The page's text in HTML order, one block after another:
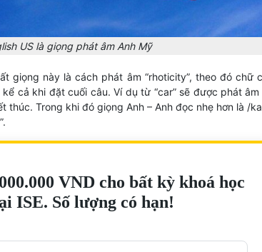
US là giọng phát âm Anh Mỹ
giọng này là cách phát âm “rhoticity”, theo đó chữ
kể cả khi đặt cuối câu. Ví dụ từ “car” sẽ được phát âm
thúc. Trong khi đó giọng Anh – Anh đọc nhẹ hơn là /
VND cho bất kỳ khoá học
ISE. Số lượng có hạn!